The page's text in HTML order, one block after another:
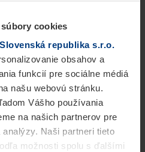
cookies
republika s.r.o.
obsahov a
funkcií pre sociálne médiá
našu webovú stránku.
Vášho používania
na našich partnerov pre
Naši partneri tieto
možnosti spolu s ďalšími